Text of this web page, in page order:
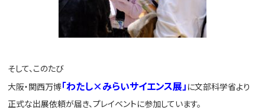
そして、このたび
大阪・関西万博「わたし×みらいサイエンス展」 に文部科学省より
正式な出展依頼が届き、プレイベントに参加しています。